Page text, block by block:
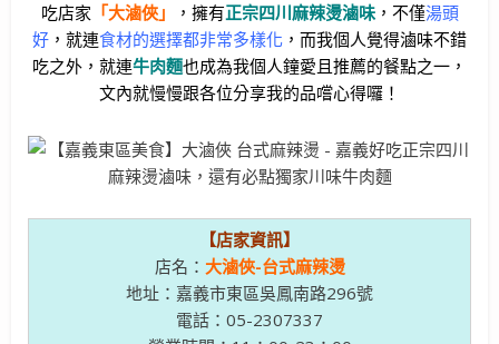
吃店家 「大滷俠」 ，擁有正宗四川麻辣燙滷味，不僅湯頭
好 ，就連食材的選擇都非常多樣化 ，而我個人覺得滷味不錯
吃之外，就連牛肉麵也成為我個人鐘愛且推薦的餐點之一，
文內就慢慢跟各位分享我的品嚐心得囉！
【店家資訊】
店名： 大滷俠-台式麻辣燙
地址：嘉義市東區吳鳳南路296號
電話：05-2307337